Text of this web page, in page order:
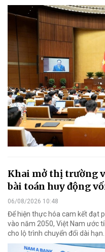
Khai mở thị trường
bài toán huy động
06/08/2026 10:48
Để hiện thực hóa cam kết đạt
vào năm 2050, Việt Nam ước
cho lộ trình chuyển đổi dài hạn.